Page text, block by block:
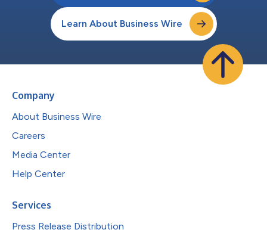
Learn About Business Wire
Company
About Business Wire
Careers
Media Center
Help Center
Services
Press Release Distribution